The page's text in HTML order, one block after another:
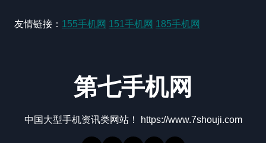
友情链接： 155手机网 151手机网 185手机网
第七手机网
中国大型手机资讯类网站！ https://www.7shouji.com